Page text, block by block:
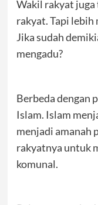
Wakil rakyat juga
rakyat. Tapi lebih
Jika sudah
mengadu?
Berbeda dengan
Islam. Islam
menjadi amanah
rakyatnya untuk
komunal.